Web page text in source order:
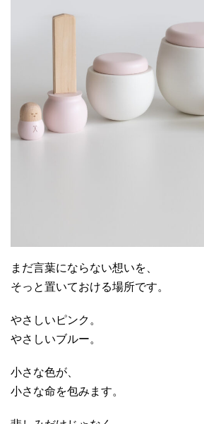
まだ言葉にならない想いを、
そっと置いておける場所です。
やさしいピンク。
やさしいブルー。
小さな色が、
小さな命を包みます。